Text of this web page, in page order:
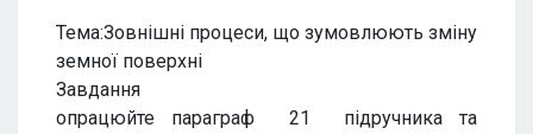
Тема:Зовнішні процеси, що зумовлюють зміну
земної поверхні
Завдання
опрацюйте параграф 21 підручника та